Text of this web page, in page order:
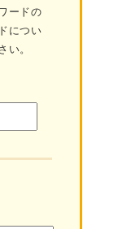
ードの
につい
。